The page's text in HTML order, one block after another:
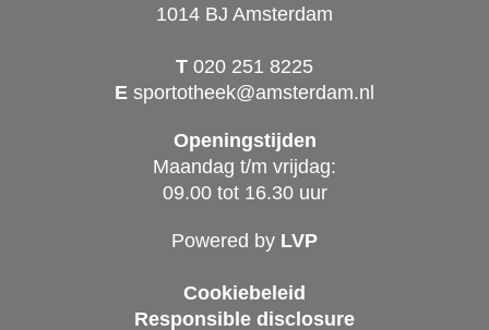
1014 BJ Amsterdam
T 020 251 8225
E sportotheek@amsterdam.nl
Openingstijden
Maandag t/m vrijdag:
09.00 tot 16.30 uur
Powered by LVP
Cookiebeleid
Responsible disclosure